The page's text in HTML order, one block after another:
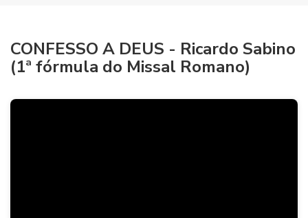
CONFESSO A DEUS - Ricardo Sabino
(1ª fórmula do Missal Romano)